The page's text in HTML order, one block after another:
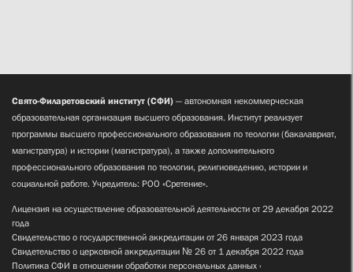
Свято-Филаретовский институт (СФИ) — автономная некоммерческая
образовательная организация высшего образования. Институт реализует
программы высшего профессионального образования по теологии (бакалавриат,
магистратура) и истории (магистратура), а также дополнительного
профессионального образования по теологии, религиоведению, истории и
социальной работе. Учредитель: РОО «Сретение».
Лицензия на осуществление образовательной деятельности от 29 декабря 2022
года
Свидетельство о государственной аккредитации от 26 января 2023 года
Свидетельство о церковной аккредитации № 26 от 1 декабря 2022 года
Политика СФИ в отношении обработки персональных данных